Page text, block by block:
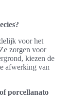
voor het
zorgen voor
kiezen de
afwerking van
porcellanato